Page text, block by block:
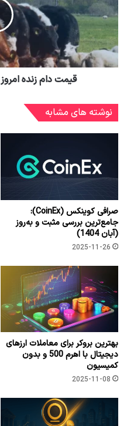
قیمت دام زنده امروز ۶ مرداد ۱۴۰۴ + جدول
نوشته های مشابه
صرافی کوینکس (CoinEx):
جامع‌ترین بررسی مثبت و به‌روز
(آبان 1404)
2025-11-26
بهترین بروکر برای معاملات ارزهای
دیجیتال با اهرم 500 و بدون
کمیسیون
2025-11-08